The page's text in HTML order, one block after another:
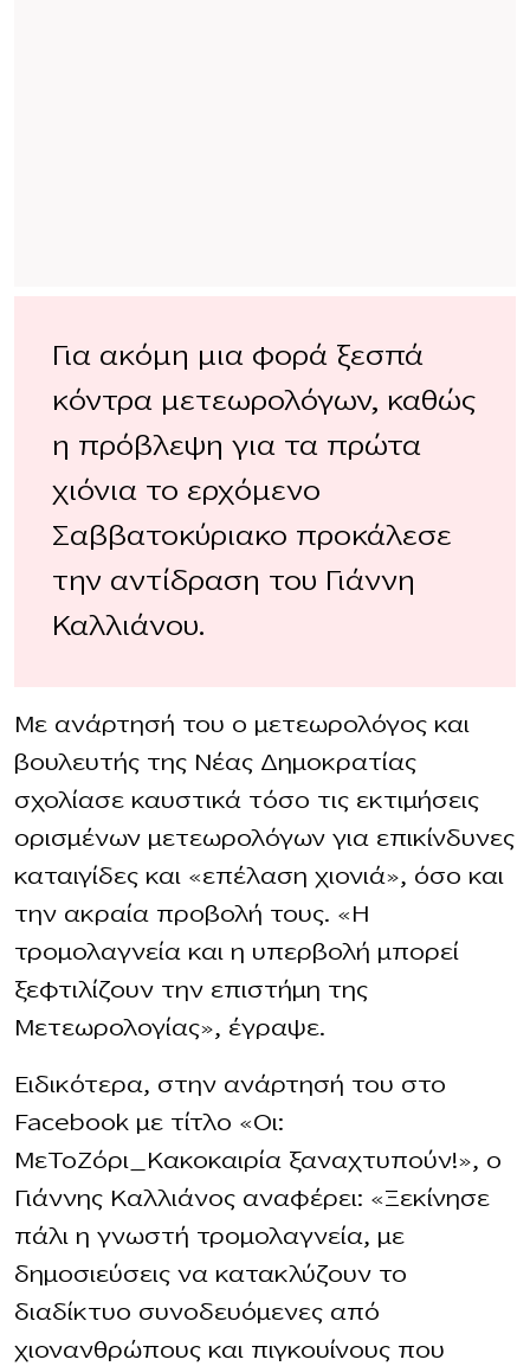
Για ακόμη μια φορά ξεσπά
κόντρα μετεωρολόγων, καθώς
η πρόβλεψη για τα πρώτα
χιόνια το ερχόμενο
Σαββατοκύριακο προκάλεσε
την αντίδραση του Γιάννη
Καλλιάνου.
Με ανάρτησή του ο μετεωρολόγος και
βουλευτής της Νέας Δημοκρατίας
σχολίασε καυστικά τόσο τις εκτιμήσεις
ορισμένων μετεωρολόγων για επικίνδυνες
καταιγίδες και «επέλαση χιονιά», όσο και
την ακραία προβολή τους. «Η
τρομολαγνεία και η υπερβολή μπορεί
ξεφτιλίζουν την επιστήμη της
Μετεωρολογίας», έγραψε.
Ειδικότερα, στην ανάρτησή του στο
Facebook με τίτλο «Οι:
ΜεΤοΖόρι_Κακοκαιρία ξαναχτυπούν!», ο
Γιάννης Καλλιάνος αναφέρει: «Ξεκίνησε
πάλι η γνωστή τρομολαγνεία, με
δημοσιεύσεις να κατακλύζουν το
διαδίκτυο συνοδευόμενες από
χιονανθρώπους και πιγκουίνους που